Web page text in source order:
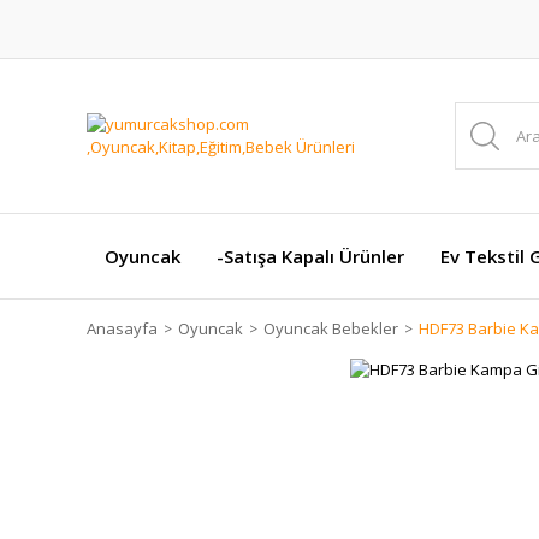
Oyuncak -Satışa Kapalı Ürünler Ev Tekstil
Anasayfa Oyuncak Oyuncak Bebekler HDF73 Barbie